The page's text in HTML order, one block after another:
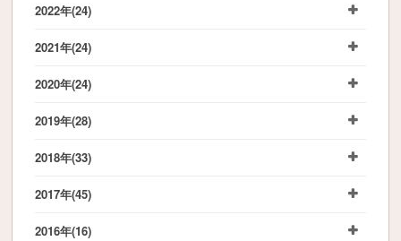
2022年(24)
2021年(24)
2020年(24)
2019年(28)
2018年(33)
2017年(45)
2016年(16)